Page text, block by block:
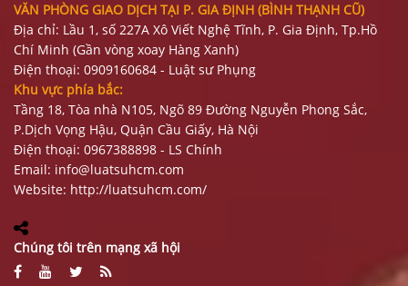
VĂN PHÒNG GIAO DỊCH TẠI P. GIA ĐỊNH (BÌNH THẠNH CŨ)
Địa chỉ: Lầu 1, số 227A Xô Viết Nghệ Tĩnh, P. Gia Định, Tp.Hồ
Chí Minh (Gần vòng xoay Hàng Xanh)
Điện thoại: 0909160684 - Luật sư Phụng
Khu vực phía bắc:
Tầng 18, Tòa nhà N105, Ngõ 89 Đường Nguyễn Phong Sắc,
P.Dịch Vọng Hậu, Quận Cầu Giấy, Hà Nội
Điện thoại: 0967388898 - LS Chính
Email: info@luatsuhcm.com
Website: http://luatsuhcm.com/
Chúng tôi trên mạng xã hội